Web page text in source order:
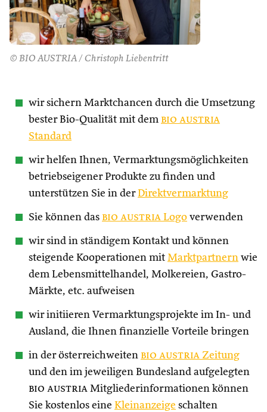
© BIO AUSTRIA / Christoph Liebentritt
wir sichern Marktchancen durch die Umsetzung
bester Bio-Qualität mit dem bio austria
Standard
wir helfen Ihnen, Vermarktungsmöglichkeiten
betriebseigener Produkte zu finden und
unterstützen Sie in derDirektvermarktung
Sie können das bio austria Logo verwenden
wir sind in ständigem Kontakt und können
steigende Kooperationen mit Marktpartnern wie
dem Lebensmittelhandel, Molkereien, Gastro-
Märkte, etc. aufweisen
wir initiieren Vermarktungsprojekte im In- und
Ausland, die Ihnen finanzielle Vorteile bringen
in der österreichweiten bio austria Zeitung
und den im jeweiligen Bundesland aufgelegten
bio austria Mitgliederinformationen können
Sie kostenlos eine Kleinanzeige schalten